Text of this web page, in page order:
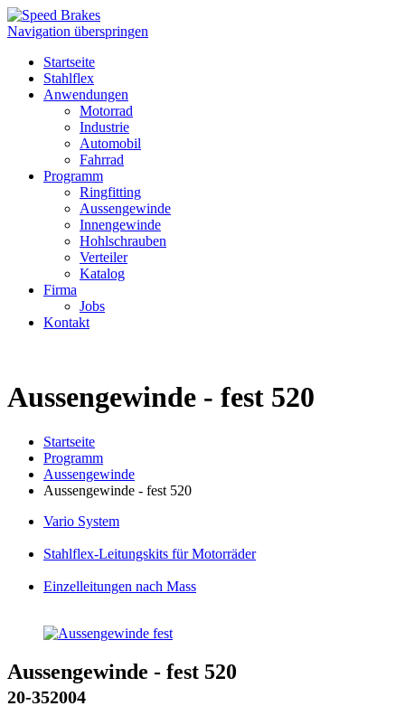
Navigation überspringen
Startseite
Stahlflex
Anwendungen
Motorrad
Industrie
Automobil
Fahrrad
Programm
Ringfitting
Aussengewinde
Innengewinde
Hohlschrauben
Verteiler
Katalog
Firma
Jobs
Kontakt
Aussengewinde - fest 520
Startseite
Programm
Aussengewinde
Aussengewinde - fest 520
Vario System
Stahlflex-Leitungskits für Motorräder
Einzelleitungen nach Mass
Aussengewinde - fest 520
20-352004